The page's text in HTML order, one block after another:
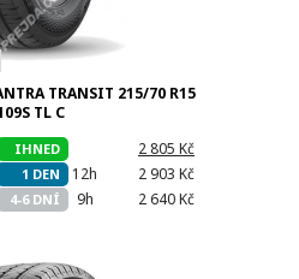
TRANSIT 215/70 R15
TL C
2 805 Kč
IHNED
2 903 Kč
12h
1 DEN
2 640 Kč
9h
4-6 DNÍ